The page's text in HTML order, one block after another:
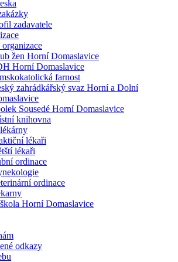
zadavatele
žen Horní Domaslavice
Horní Domaslavice
farnost
zahrádkářský svaz Horní a Dolní
Sousedé Horní Domaslavice
knihovna
lékaři
lékaři
ordinace
ordinace
Horní Domaslavice
odkazy